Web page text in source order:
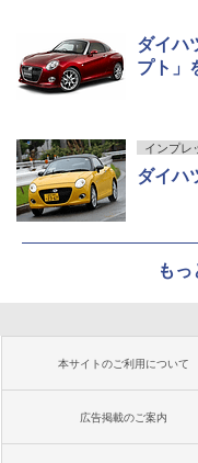
ダイハ
プト」
インプレ
ダイハ
も
本サイトのご利用について
広告掲載のご案内